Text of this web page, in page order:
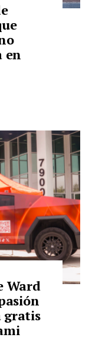
en
Ward
gratis